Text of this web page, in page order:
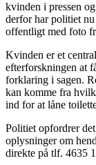
kvinden i pressen
derfor har politiet
offentligt med foto
Kvinden er et
efterforskningen at
forklaring i sagen.
kan komme fra
ind for at låne
Politiet opfordrer
oplysninger om
direkte på tlf. 4635